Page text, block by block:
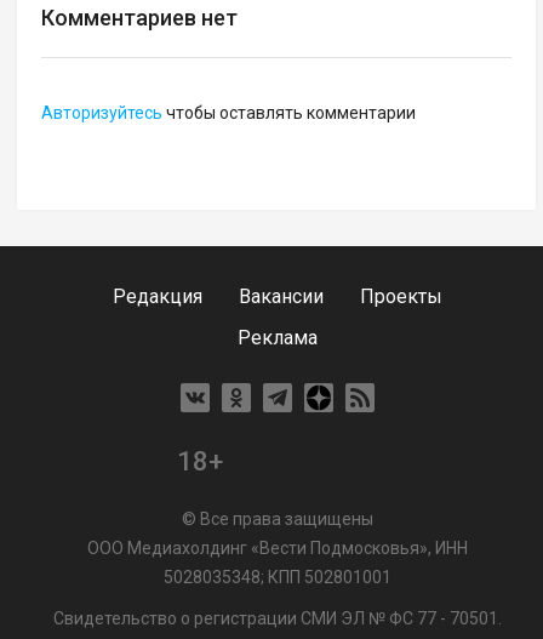
Комментариев нет
Авторизуйтесь чтобы оставлять комментарии
Редакция Вакансии
Проекты
Реклама
18+
© Все права защищены
ООО Медиахолдинг «Вести Подмосковья», ИНН
5028035348; КПП 502801001
Свидетельство о регистрации СМИ ЭЛ № ФС 77 - 70501.